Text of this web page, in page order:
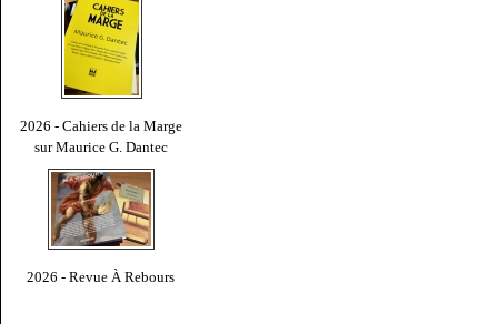
2026 - Cahiers de la Marge
sur Maurice G. Dantec
2026 - Revue À Rebours